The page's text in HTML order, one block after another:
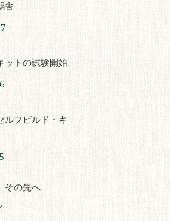
舎
ットの試験開始
ルフビルド・キ
その先へ